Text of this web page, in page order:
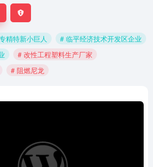
精特新小巨人
# 临平经济技术开发区企业
# 改性工程塑料生产厂家
# 阻燃尼龙